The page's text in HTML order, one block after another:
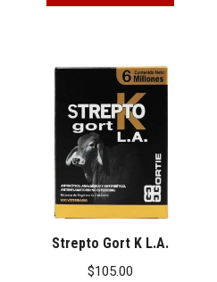
Strepto Gort K L.A.
$105.00